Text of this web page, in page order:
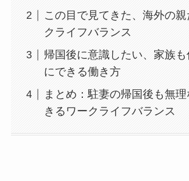
この目で見てきた、海外の
クライフバランス
帰国後に意識したい、家族も
にできる働き方
まとめ：駐妻の帰国後も無
きるワークライフバランス